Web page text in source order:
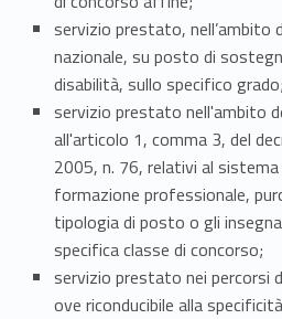
servizio prestato, nell’ambito
nazionale, su posto di
disabilità, sullo specifico grado;
servizio prestato nell'ambito
all'articolo 1, comma 3, del
2005, n. 76, relativi al
formazione professionale,
tipologia di posto o gli
specifica classe di concorso;
servizio prestato nei percorsi
ove riconducibile alla